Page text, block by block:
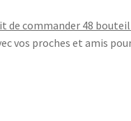
de commander 48
vos proches et amis